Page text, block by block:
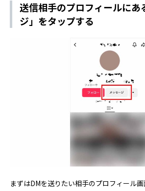
送信相手のプロフィールにあ
ジ」をタップする
まずはDMを送りたい相手のプロフィール画